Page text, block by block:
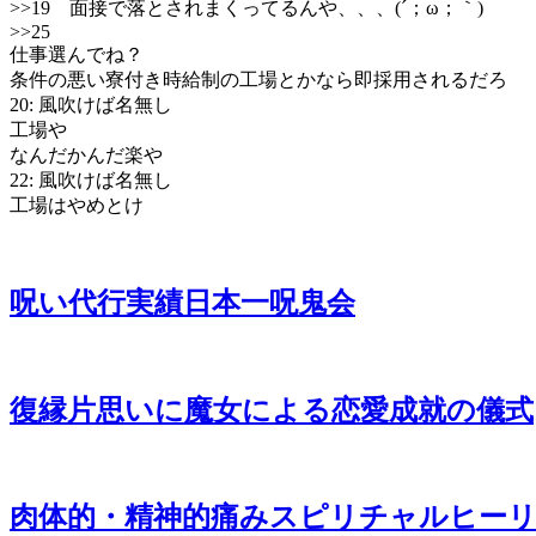
>>19 面接で落とされまくってるんや、、、(´；ω；｀)
>>25
仕事選んでね？
条件の悪い寮付き時給制の工場とかなら即採用されるだろ
20: 風吹けば名無し
工場や
なんだかんだ楽や
22: 風吹けば名無し
工場はやめとけ
呪い代行実績日本一呪鬼会
復縁片思いに魔女による恋愛成就の儀式
肉体的・精神的痛みスピリチャルヒー